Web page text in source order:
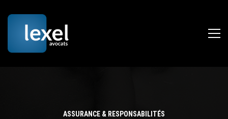
ASSURANCE & RESPONSABILITÉS